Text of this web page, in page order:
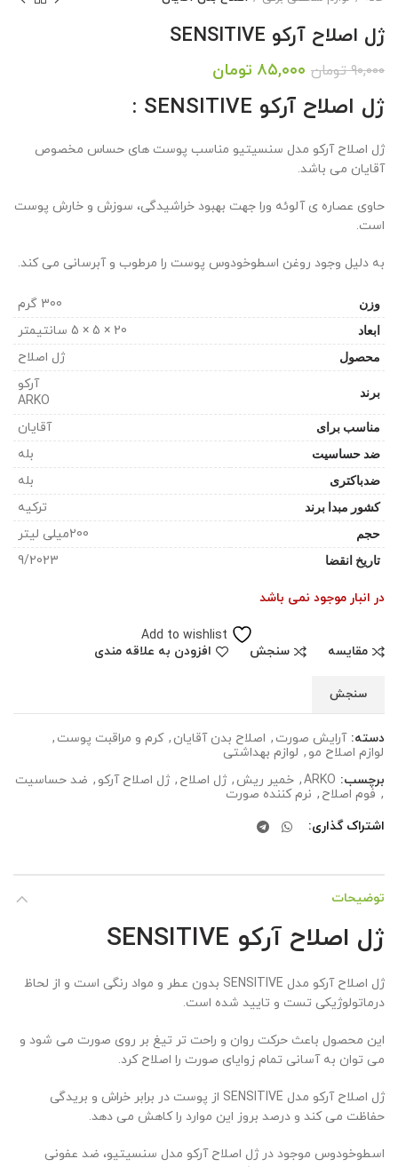
ژل اصلاح آرکو SENSITIVE
۹۰,۰۰۰ تومان قیمت
۹۰,۰۰۰ تومان
بود.
۸۵,۰۰۰ تومان
۸۵,۰۰۰ تومان.
ژل اصلاح آرکو SENSITIVE :
ژل اصلاح آرکو مدل سنسیتیو مناسب پوست های حساس مخصوص
آقایان می باشد.
حاوی عصاره ی آلوئه ورا جهت بهبود خراشیدگی، سوزش و خارش پوست
است.
به دلیل وجود روغن اسطوخودوس پوست را مرطوب و آبرسانی می کند.
وزن 300 گرم
ابعاد 20 × 5 × 5 سانتیمتر
محصول ژل اصلاح
برند
آرکو
ARKO
مناسب برای آقایان
ضد حساسیت بله
ضدباکتری بله
کشور مبدا برند ترکیه
حجم 200میلی لیتر
تاریخ انقضا 9/2023
در انبار موجود نمی باشد
Add to wishlist
مقایسه
سنجش افزودن به علاقه مندی
سنجش
دسته: آرایش صورت , اصلاح بدن آقایان , کرم و مراقبت پوست ,
لوازم اصلاح مو , لوازم بهداشتی
برچسب: ARKO
, خمیر ریش , ژل اصلاح , ژل اصلاح آرکو , ضد حساسیت
, فوم اصلاح , نرم کننده صورت
اشتراک گذاری
توضیحات
ژل اصلاح آرکو SENSITIVE
ژل اصلاح آرکو مدل SENSITIVE بدون عطر و مواد رنگی است و از لحاظ
درماتولوژیکی تست و تایید شده است.
این محصول باعث حرکت روان و راحت تر تیغ بر روی صورت می شود و
می توان به آسانی تمام زوایای صورت را اصلاح کرد.
ژل اصلاح آرکو مدل SENSITIVE از پوست در برابر خراش و بریدگی
حفاظت می کند و درصد بروز این موارد را کاهش می دهد.
اسطوخودوس موجود در ژل اصلاح آرکو مدل سنسیتیو، ضد عفونی